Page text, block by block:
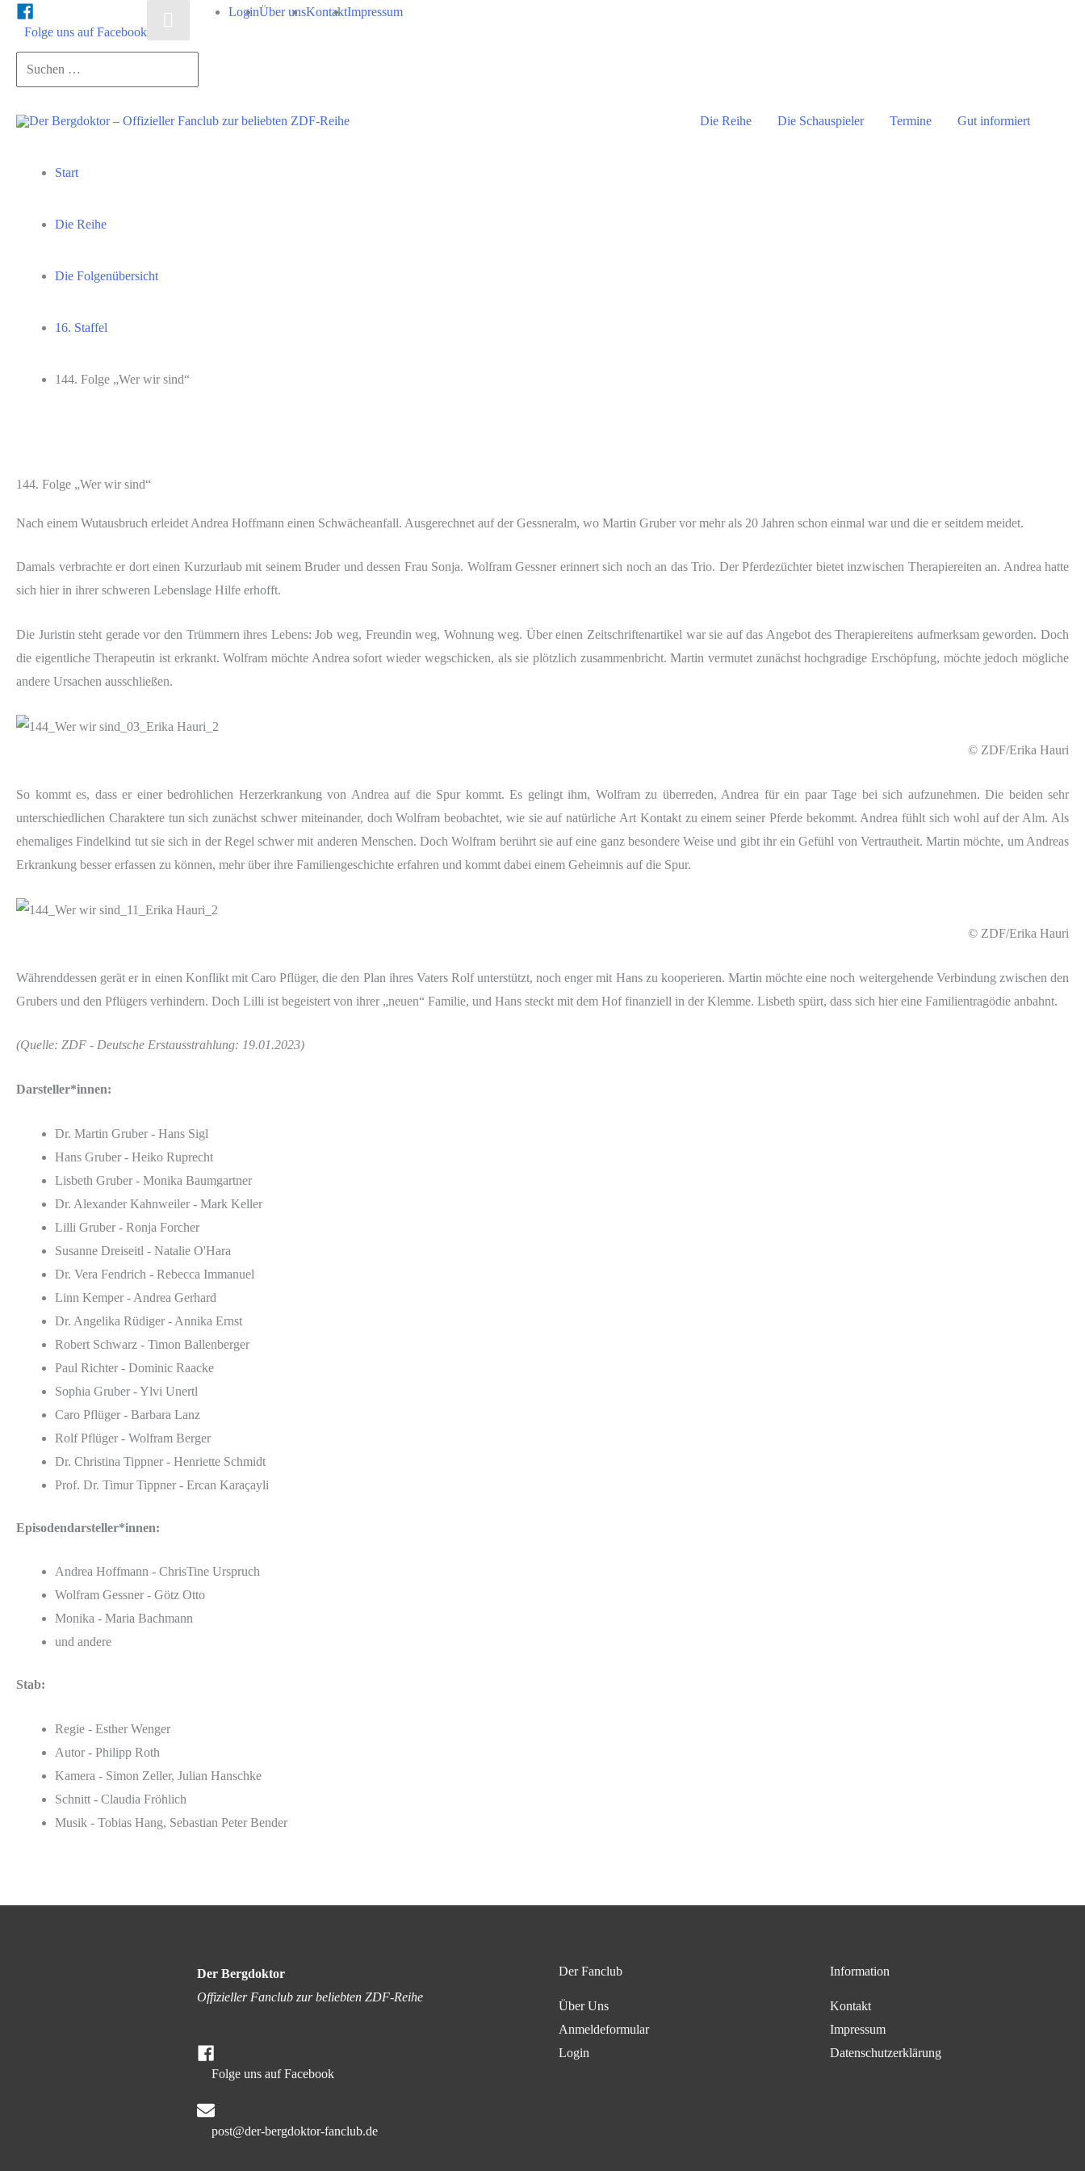
Inhalt
springen
Folge uns auf Facebook
Above
Header
LoginÜber unsKontaktImpressum
Suchen …
Die Reihe Die Schauspieler Termine Gut informiert
Start
Die Reihe
Die Folgenübersicht
16. Staffel
144. Folge „Wer wir sind“
144. Folge „Wer wir sind“
Nach einem Wutausbruch erleidet Andrea Hoffmann einen Schwächeanfall. Ausgerechnet auf der Gessneralm, wo Martin Gruber vor mehr als 20 Jahren schon einmal war und die er seitdem meidet.
Damals verbrachte er dort einen Kurzurlaub mit seinem Bruder und dessen Frau Sonja. Wolfram Gessner erinnert sich noch an das Trio. Der Pferdezüchter bietet inzwischen Therapiereiten an. Andrea hatte
sich hier in ihrer schweren Lebenslage Hilfe erhofft.
Die Juristin steht gerade vor den Trümmern ihres Lebens: Job weg, Freundin weg, Wohnung weg. Über einen Zeitschriftenartikel war sie auf das Angebot des Therapiereitens aufmerksam geworden. Doch
die eigentliche Therapeutin ist erkrankt. Wolfram möchte Andrea sofort wieder wegschicken, als sie plötzlich zusammenbricht. Martin vermutet zunächst hochgradige Erschöpfung, möchte jedoch mögliche
andere Ursachen ausschließen.
© ZDF/Erika Hauri
So kommt es, dass er einer bedrohlichen Herzerkrankung von Andrea auf die Spur kommt. Es gelingt ihm, Wolfram zu überreden, Andrea für ein paar Tage bei sich aufzunehmen. Die beiden sehr
unterschiedlichen Charaktere tun sich zunächst schwer miteinander, doch Wolfram beobachtet, wie sie auf natürliche Art Kontakt zu einem seiner Pferde bekommt. Andrea fühlt sich wohl auf der Alm. Als
ehemaliges Findelkind tut sie sich in der Regel schwer mit anderen Menschen. Doch Wolfram berührt sie auf eine ganz besondere Weise und gibt ihr ein Gefühl von Vertrautheit. Martin möchte, um Andreas
Erkrankung besser erfassen zu können, mehr über ihre Familiengeschichte erfahren und kommt dabei einem Geheimnis auf die Spur.
© ZDF/Erika Hauri
Währenddessen gerät er in einen Konflikt mit Caro Pflüger, die den Plan ihres Vaters Rolf unterstützt, noch enger mit Hans zu kooperieren. Martin möchte eine noch weitergehende Verbindung zwischen den
Grubers und den Pflügers verhindern. Doch Lilli ist begeistert von ihrer „neuen“ Familie, und Hans steckt mit dem Hof finanziell in der Klemme. Lisbeth spürt, dass sich hier eine Familientragödie anbahnt.
(Quelle: ZDF - Deutsche Erstausstrahlung: 19.01.2023)
Darsteller*innen:
Dr. Martin Gruber - Hans Sigl
Hans Gruber - Heiko Ruprecht
Lisbeth Gruber - Monika Baumgartner
Dr. Alexander Kahnweiler - Mark Keller
Lilli Gruber - Ronja Forcher
Susanne Dreiseitl - Natalie O'Hara
Dr. Vera Fendrich - Rebecca Immanuel
Linn Kemper - Andrea Gerhard
Dr. Angelika Rüdiger - Annika Ernst
Robert Schwarz - Timon Ballenberger
Paul Richter - Dominic Raacke
Sophia Gruber - Ylvi Unertl
Caro Pflüger - Barbara Lanz
Rolf Pflüger - Wolfram Berger
Dr. Christina Tippner - Henriette Schmidt
Prof. Dr. Timur Tippner - Ercan Karaçayli
Episodendarsteller*innen:
Andrea Hoffmann - ChrisTine Urspruch
Wolfram Gessner - Götz Otto
Monika - Maria Bachmann
und andere
Stab:
Regie - Esther Wenger
Autor - Philipp Roth
Kamera - Simon Zeller, Julian Hanschke
Schnitt - Claudia Fröhlich
Musik - Tobias Hang, Sebastian Peter Bender
Der Bergdoktor
Offizieller Fanclub zur beliebten ZDF-Reihe
Folge uns auf Facebook
post@der-bergdoktor-fanclub.de
Der Fanclub
Über Uns
Anmeldeformular
Login
Information
Kontakt
Impressum
Datenschutzerklärung